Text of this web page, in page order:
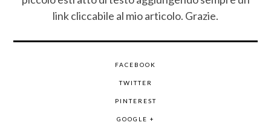
link cliccabile al mio articolo. Grazie.
FACEBOOK
TWITTER
PINTEREST
GOOGLE +